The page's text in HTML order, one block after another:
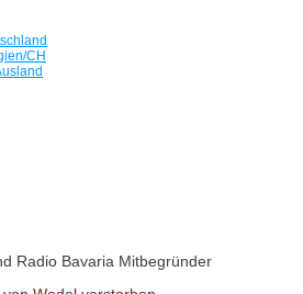
CH
Radio Bavaria Mitbegründer